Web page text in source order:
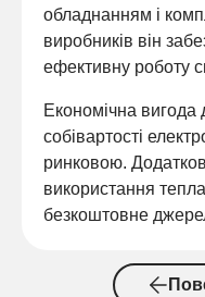
обладнанням і
виробників він
ефективну роботу
Економічна вигода
собівартості
ринковою.
використання
безкоштовне